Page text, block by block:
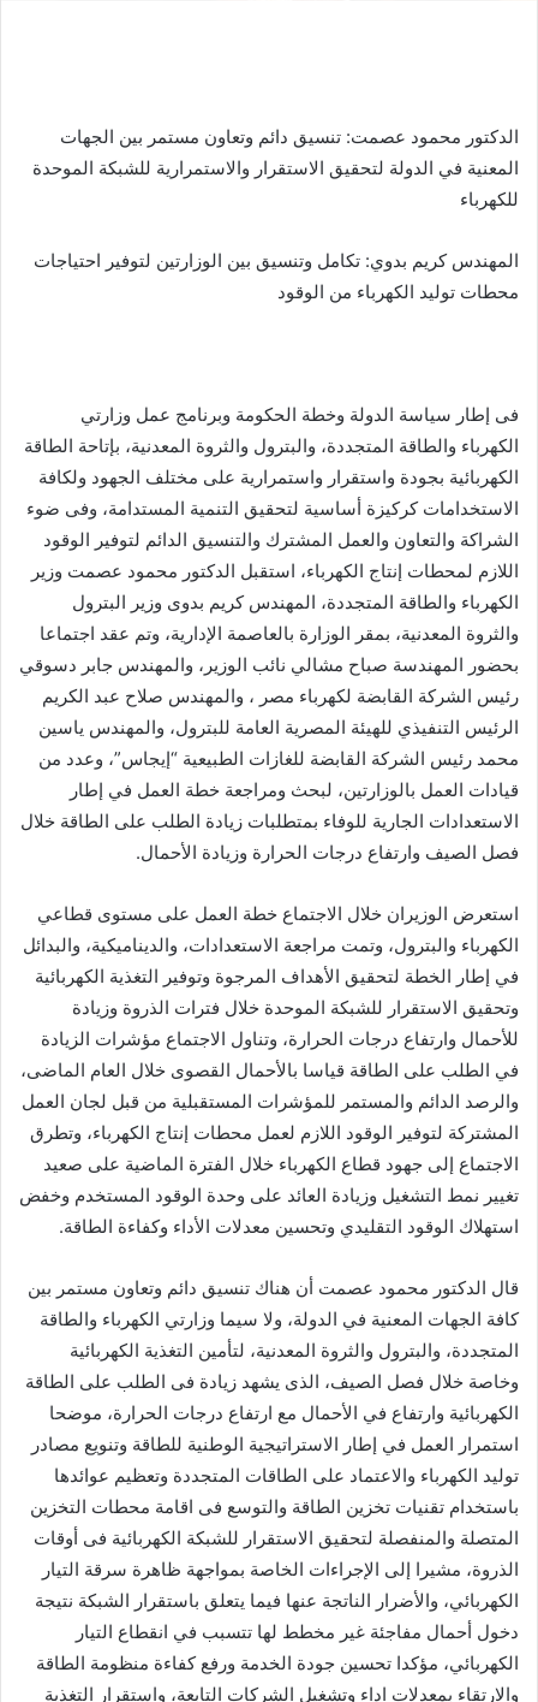
الدكتور محمود عصمت: تنسيق دائم وتعاون مستمر بين الجهات
المعنية في الدولة لتحقيق الاستقرار والاستمرارية للشبكة الموحدة
للكهرباء
المهندس كريم بدوي: تكامل وتنسيق بين الوزارتين لتوفير احتياجات
محطات توليد الكهرباء من الوقود
فى إطار سياسة الدولة وخطة الحكومة وبرنامج عمل وزارتي
الكهرباء والطاقة المتجددة، والبترول والثروة المعدنية، بإتاحة الطاقة
الكهربائية بجودة واستقرار واستمرارية على مختلف الجهود ولكافة
الاستخدامات كركيزة أساسية لتحقيق التنمية المستدامة، وفى ضوء
الشراكة والتعاون والعمل المشترك والتنسيق الدائم لتوفير الوقود
اللازم لمحطات إنتاج الكهرباء، استقبل الدكتور محمود عصمت وزير
الكهرباء والطاقة المتجددة، المهندس كريم بدوى وزير البترول
والثروة المعدنية، بمقر الوزارة بالعاصمة الإدارية، وتم عقد اجتماعا
بحضور المهندسة صباح مشالي نائب الوزير، والمهندس جابر دسوقي
رئيس الشركة القابضة لكهرباء مصر ، والمهندس صلاح عبد الكريم
الرئيس التنفيذي للهيئة المصرية العامة للبترول، والمهندس ياسين
محمد رئيس الشركة القابضة للغازات الطبيعية “إيجاس”، وعدد من
قيادات العمل بالوزارتين، لبحث ومراجعة خطة العمل في إطار
الاستعدادات الجارية للوفاء بمتطلبات زيادة الطلب على الطاقة خلال
فصل الصيف وارتفاع درجات الحرارة وزيادة الأحمال.
استعرض الوزيران خلال الاجتماع خطة العمل على مستوى قطاعي
الكهرباء والبترول، وتمت مراجعة الاستعدادات، والديناميكية، والبدائل
في إطار الخطة لتحقيق الأهداف المرجوة وتوفير التغذية الكهربائية
وتحقيق الاستقرار للشبكة الموحدة خلال فترات الذروة وزيادة
للأحمال وارتفاع درجات الحرارة، وتناول الاجتماع مؤشرات الزيادة
في الطلب على الطاقة قياسا بالأحمال القصوى خلال العام الماضى،
والرصد الدائم والمستمر للمؤشرات المستقبلية من قبل لجان العمل
المشتركة لتوفير الوقود اللازم لعمل محطات إنتاج الكهرباء، وتطرق
الاجتماع إلى جهود قطاع الكهرباء خلال الفترة الماضية على صعيد
تغيير نمط التشغيل وزيادة العائد على وحدة الوقود المستخدم وخفض
استهلاك الوقود التقليدي وتحسين معدلات الأداء وكفاءة الطاقة.
قال الدكتور محمود عصمت أن هناك تنسيق دائم وتعاون مستمر بين
كافة الجهات المعنية في الدولة، ولا سيما وزارتي الكهرباء والطاقة
المتجددة، والبترول والثروة المعدنية، لتأمين التغذية الكهربائية
وخاصة خلال فصل الصيف، الذى يشهد زيادة فى الطلب على الطاقة
الكهربائية وارتفاع في الأحمال مع ارتفاع درجات الحرارة، موضحا
استمرار العمل في إطار الاستراتيجية الوطنية للطاقة وتنويع مصادر
توليد الكهرباء والاعتماد على الطاقات المتجددة وتعظيم عوائدها
باستخدام تقنيات تخزين الطاقة والتوسع فى اقامة محطات التخزين
المتصلة والمنفصلة لتحقيق الاستقرار للشبكة الكهربائية فى أوقات
الذروة، مشيرا إلى الإجراءات الخاصة بمواجهة ظاهرة سرقة التيار
الكهربائي، والأضرار الناتجة عنها فيما يتعلق باستقرار الشبكة نتيجة
دخول أحمال مفاجئة غير مخطط لها تتسبب في انقطاع التيار
الكهربائي، مؤكدا تحسين جودة الخدمة ورفع كفاءة منظومة الطاقة
والارتقاء بمعدلات اداء وتشغيل الشركات التابعة، واستقرار التغذية